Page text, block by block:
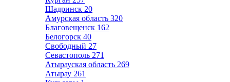
Шадринск 20
Амурская область 320
Благовещенск 162
Белогорск 40
Свободный 27
Севастополь 271
Атырауская область 269
Атырау 261